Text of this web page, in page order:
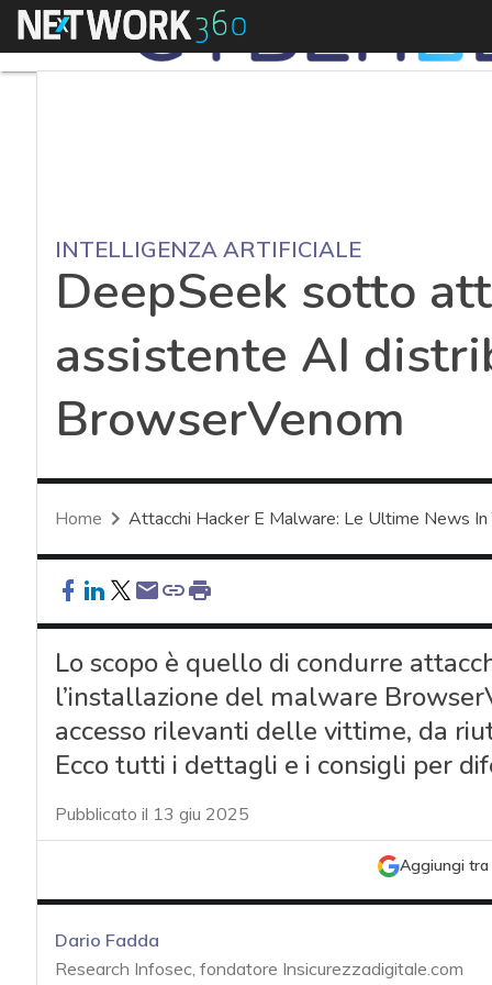
Menu
INTELLIGENZA ARTIFICIALE
DeepSeek sotto
assistente AI
BrowserVenom
Home Attacchi Hacker E Malware: Le Ultime News
Lo scopo è quello di condurre
l’installazione del malware
accesso rilevanti delle vittime, da
Ecco tutti i dettagli e i consigli per
Pubblicato il 13 giu 2025
Aggiungi tra
Dario Fadda
Research Infosec, fondatore Insicurezzadigitale.com